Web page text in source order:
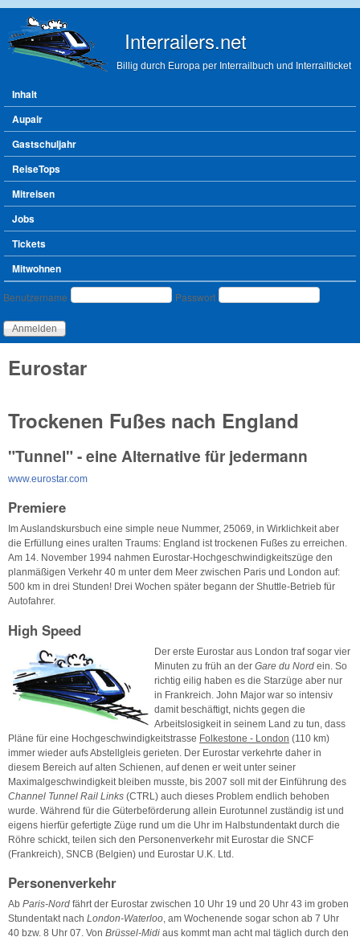
Interrailers.net
Billig durch Europa per Interrailbuch und Interrailticket
Hauptmenü
Inhalt
Aupair
Gastschuljahr
ReiseTops
Mitreisen
Jobs
Tickets
Mitwohnen
Benutzeranmeldung
Benutzername Passwort
Eurostar
Trockenen Fußes nach England
"Tunnel" - eine Alternative für jedermann
www.eurostar.com
Premiere
Im Auslandskursbuch eine simple neue Nummer, 25069, in Wirklichkeit aber
die Erfüllung eines uralten Traums: England ist trockenen Fußes zu erreichen.
Am 14. November 1994 nahmen Eurostar-Hochgeschwindigkeitszüge den
planmäßigen Verkehr 40 m unter dem Meer zwischen Paris und London auf:
500 km in drei Stunden! Drei Wochen später begann der Shuttle-Betrieb für
Autofahrer.
High Speed
Der erste Eurostar aus London traf sogar vier
Minuten zu früh an der Gare du Nord ein. So
richtig eilig haben es die Starzüge aber nur
in Frankreich. John Major war so intensiv
damit beschäftigt, nichts gegen die
Arbeitslosigkeit in seinem Land zu tun, dass
Pläne für eine Hochgeschwindigkeitstrasse Folkestone - London (110 km)
immer wieder aufs Abstellgleis gerieten. Der Eurostar verkehrte daher in
diesem Bereich auf alten Schienen, auf denen er weit unter seiner
Maximalgeschwindigkeit bleiben musste, bis 2007 soll mit der Einführung des
Channel Tunnel Rail Links (CTRL) auch dieses Problem endlich behoben
wurde. Während für die Güterbeförderung allein Eurotunnel zuständig ist und
eigens hierfür gefertigte Züge rund um die Uhr im Halbstundentakt durch die
Röhre schickt, teilen sich den Personenverkehr mit Eurostar die SNCF
(Frankreich), SNCB (Belgien) und Eurostar U.K. Ltd.
Personenverkehr
Ab Paris-Nord fährt der Eurostar zwischen 10 Uhr 19 und 20 Uhr 43 im groben
Stundentakt nach London-Waterloo, am Wochenende sogar schon ab 7 Uhr
40 bzw. 8 Uhr 07. Von Brüssel-Midi aus kommt man acht mal täglich durch den